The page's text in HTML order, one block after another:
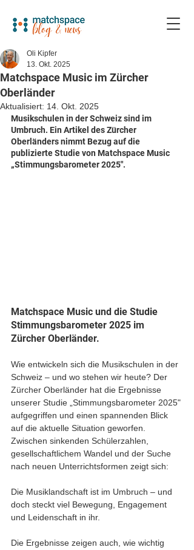
Matchspace Music im Zürcher
Oberländer
Oli Kipfer
13. Okt. 2025
Aktualisiert: 14. Okt. 2025
Musikschulen in der Schweiz sind im
Umbruch. Ein Artikel des Zürcher
Oberländers nimmt Bezug auf die
publizierte Studie von Matchspace Music
„Stimmungsbarometer 2025".
Matchspace Music und die Studie
Stimmungsbarometer 2025 im
Zürcher Oberländer.
Wie entwickeln sich die Musikschulen in der
Schweiz – und wo stehen wir heute? Der
Zürcher Oberländer hat die Ergebnisse
unserer Studie „Stimmungsbarometer 2025"
aufgegriffen und einen spannenden Blick
auf die aktuelle Situation geworfen.
Zwischen sinkenden Schülerzahlen,
gesellschaftlichem Wandel und der Suche
nach neuen Unterrichtsformen zeigt sich:
Die Musiklandschaft ist im Umbruch – und
doch steckt viel Bewegung, Engagement
und Leidenschaft in ihr.
Die Ergebnisse zeigen auch, wie wichtig